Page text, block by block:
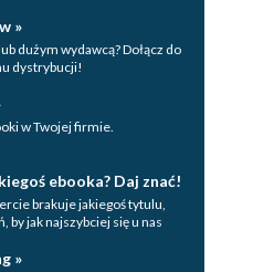
»
dużym wydawcą? Dołącz do
dystrybucji!
w Twojej firmie.
ebooka? Daj znać!
brakuje jakiegoś tytulu,
by jak najszybciej się u nas
»